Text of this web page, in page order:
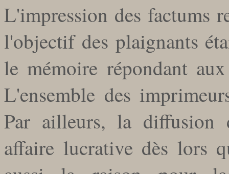
L'impression des factums
l'objectif des plaignants
le mémoire répondant
L'ensemble des
Par ailleurs, la diffusion
affaire lucrative dès lors